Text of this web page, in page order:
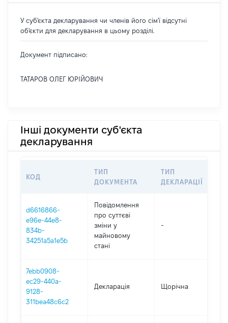
У суб'єкта декларування чи членів його сім'ї відсутні
об'єкти для декларування в цьому розділі.
Документ підписано:
ТАТАРОВ ОЛЕГ ЮРІЙОВИЧ
Інші документи суб'єкта
декларування
КОД
ТИП
ДОКУМЕНТА
ТИП
ДЕКЛАРАЦІЇ
d6616866-
e96e-44e8-
834b-
34251a5a1e5b
Повідомлення
про суттєві
зміни y
майновому
стані
-
7ebb0908-
ec29-440a-
9128-
311bea48c6c2
Декларація Щорічна